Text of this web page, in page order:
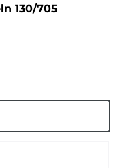
130/705